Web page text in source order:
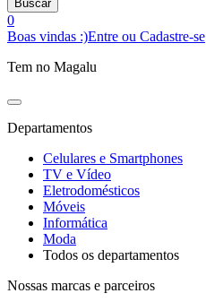
Buscar
0
Boas vindas :)Entre ou Cadastre-se
Tem no Magalu
Departamentos
Celulares e Smartphones
TV e Vídeo
Eletrodomésticos
Móveis
Informática
Moda
Todos os departamentos
Nossas marcas e parceiros